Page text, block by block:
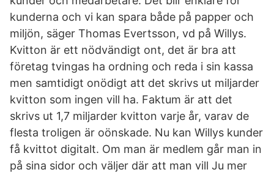
kunderna och vi kan spara både på papper och
miljön, säger Thomas Evertsson, vd på Willys.
Kvitton är ett nödvändigt ont, det är bra att
företag tvingas ha ordning och reda i sin kassa
men samtidigt onödigt att det skrivs ut miljarder
kvitton som ingen vill ha. Faktum är att det
skrivs ut 1,7 miljarder kvitton varje år, varav de
flesta troligen är oönskade. Nu kan Willys kunder
få kvittot digitalt. Om man är medlem går man in
på sina sidor och väljer där att man vill Ju mer